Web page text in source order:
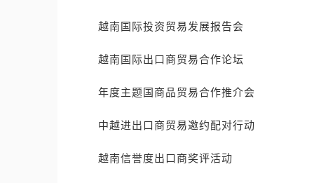
越南国际投资贸易发展报告会
越南国际出口商贸易合作论坛
年度主题国商品贸易合作推介会
中越进出口商贸易邀约配对行动
越南信誉度出口商奖评活动